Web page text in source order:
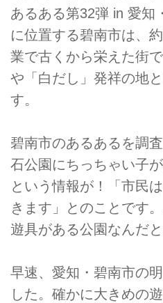
あるある第32弾 in 愛知
に位置する碧南市は、
業で古くから栄えた街
や「白だし」発祥の地
す。
碧南市のあるあるを調
石公園にちっちゃい子
という情報が！「市民
きます」とのことです
遊具がある公園なんだと
早速、愛知・碧南市の
した。確かに大きめの